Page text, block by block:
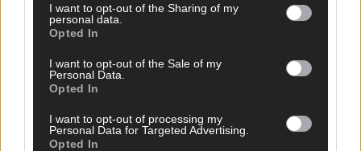
I want to opt-out of the Sharing of my
personal data.
Opted In
I want to opt-out of the Sale of my
Personal Data.
Opted In
I want to opt-out of processing my
Personal Data for Targeted Advertising.
Opted In